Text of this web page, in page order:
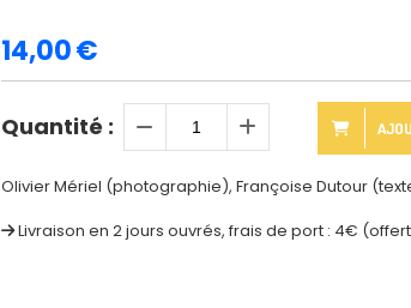
14,00€
Quantité :
Olivier Mériel (photographie), Françoise Dutour
Livraison en 2 jours ouvrés, frais de port : 4€